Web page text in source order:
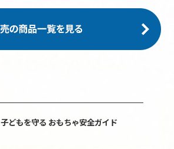
子どもを守る おもちゃ安全ガイド